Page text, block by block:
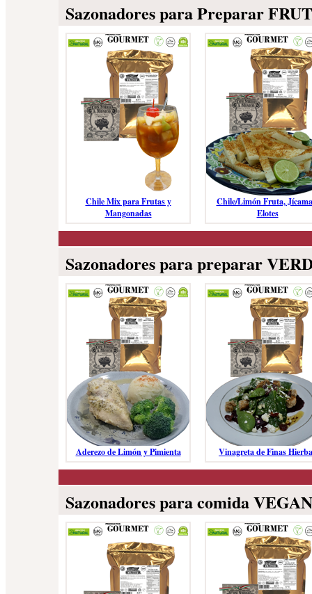
Sazonadores para Preparar
Chile Mix para Frutas y
Mangonadas
Chile/Limón Fruta,
Elotes
Sazonadores para preparar
Aderezo de Limón y Pimienta Vinagreta de Finas
Sazonadores para comida